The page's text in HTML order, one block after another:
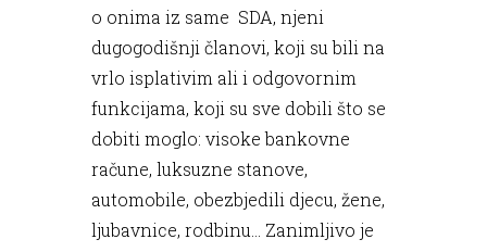
o onima iz same SDA, njeni
dugogodišnji članovi, koji su bili na
vrlo isplativim ali i odgovornim
funkcijama, koji su sve dobili što se
dobiti moglo: visoke bankovne
račune, luksuzne stanove,
automobile, obezbjedili djecu, žene,
ljubavnice, rodbinu... Zanimljivo je